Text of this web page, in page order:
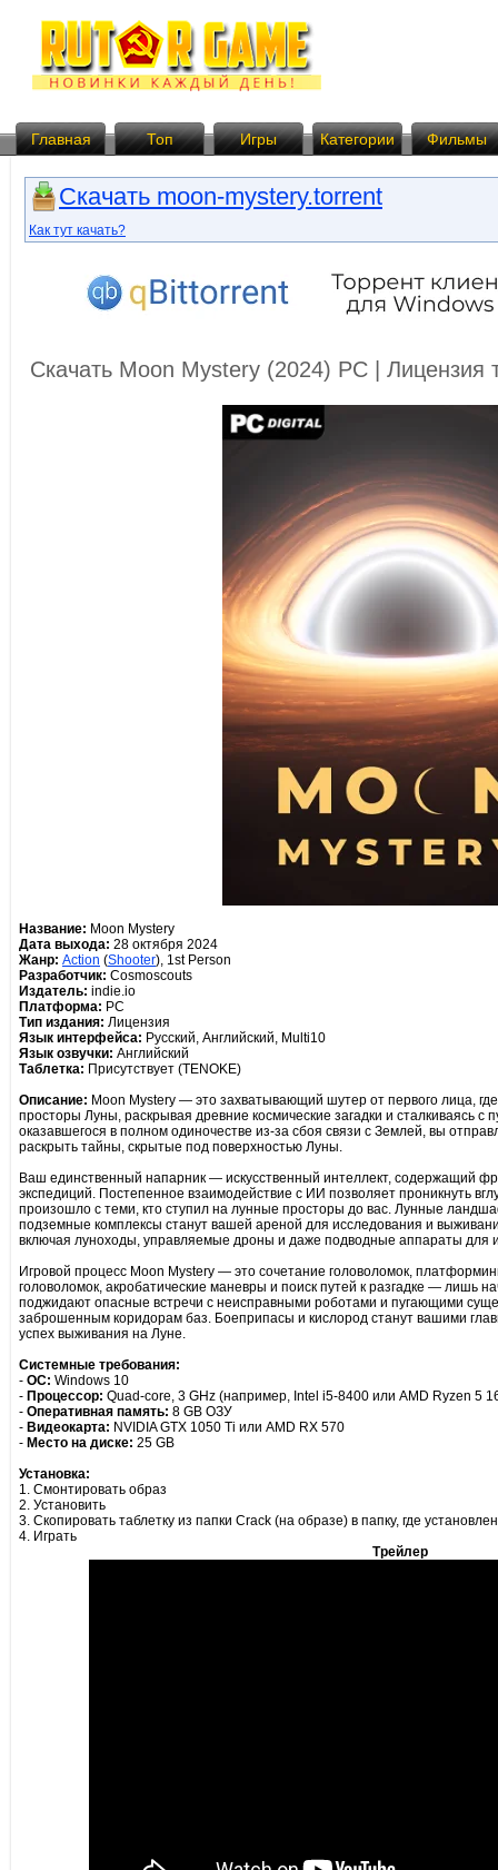
Главная Топ Игры Категории Фильмы
Скачать moon-mystery.torrent
Как тут качать?
Скачать Moon Mystery (2024) PC | Лицензия
Название: Moon Mystery
Дата выхода: 28 октября 2024
Жанр: Action (Shooter), 1st Person
Разработчик: Cosmoscouts
Издатель: indie.io
Платформа: PC
Тип издания: Лицензия
Язык интерфейса: Русский, Английский, Multi10
Язык озвучки: Английский
Таблетка: Присутствует (TENOKE)
Описание: Moon Mystery — это захватывающий шутер от первого лица,
просторы Луны, раскрывая древние космические загадки и сталкиваясь
оказавшегося в полном одиночестве из-за сбоя связи с Землей, вы
раскрыть тайны, скрытые под поверхностью Луны.
Ваш единственный напарник — искусственный интеллект, содержащий
экспедиций. Постепенное взаимодействие с ИИ позволяет проникнуть
произошло с теми, кто ступил на лунные просторы до вас. Лунные
подземные комплексы станут вашей ареной для исследования и
включая луноходы, управляемые дроны и даже подводные аппараты для
Игровой процесс Moon Mystery — это сочетание головоломок,
головоломок, акробатические маневры и поиск путей к разгадке — лишь
поджидают опасные встречи с неисправными роботами и пугающими
заброшенным коридорам баз. Боеприпасы и кислород станут вашими
успех выживания на Луне.
Системные требования:
- ОС: Windows 10
- Процессор: Quad-core, 3 GHz (например, Intel i5-8400 или AMD Ryzen 5
- Оперативная память: 8 GB ОЗУ
- Видеокарта: NVIDIA GTX 1050 Ti или AMD RX 570
- Место на диске: 25 GB
Установка:
1. Смонтировать образ
2. Установить
3. Скопировать таблетку из папки Crack (на образе) в папку, где
4. Играть
Трейлер